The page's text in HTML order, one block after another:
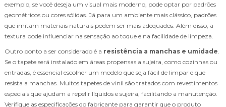
exemplo, se você deseja um visual mais moderno, pode optar por padrões
geométricos ou cores sólidas. Já para um ambiente mais clássico, padrões
que imitam materiais naturais podem ser mais adequados. Além disso, a
textura pode influenciar na sensação ao toque e na facilidade de limpeza.
Outro ponto a ser considerado é a resistência a manchas e umidade.
Se o tapete será instalado em áreas propensas a sujeira, como cozinhas ou
entradas, é essencial escolher um modelo que seja fácil de limpar e que
resista a manchas. Muitos tapetes de vinil são tratados com revestimentos
especiais que ajudam a repelir líquidos e sujeira, facilitando a manutenção.
Verifique as especificações do fabricante para garantir que o produto